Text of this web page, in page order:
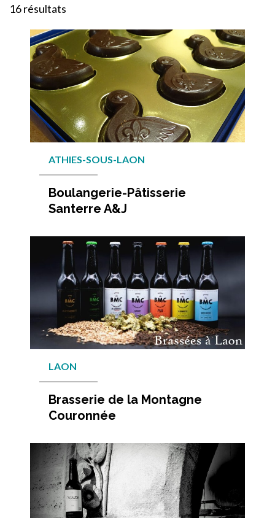
Liste des tourinsoft
16 résultats
ATHIES-SOUS-LAON
Boulangerie-Pâtisserie
Santerre A&J
LAON
Brasserie de la Montagne
Couronnée